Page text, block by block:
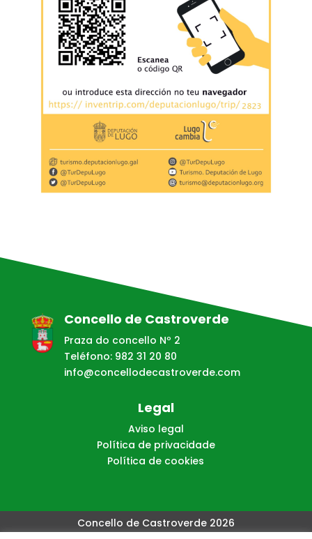
Concello de Castroverde
Praza do concello Nº 2
Teléfono: 982 31 20 80
info@concellodecastroverde.com
Legal
Aviso legal
Política de privacidade
Política de cookies
Concello de Castroverde 2026